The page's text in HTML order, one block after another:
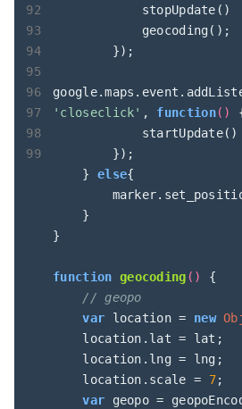
'closeclick' , function( )
    }
else{
}
function geocoding ( ) {
// geopo
var location = new
    location.scale =
7;
var geopo =